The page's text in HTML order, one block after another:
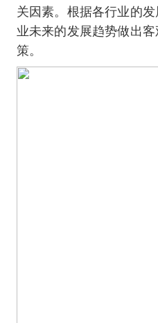
关因素。根据各行业的
业未来的发展趋势做出
策。